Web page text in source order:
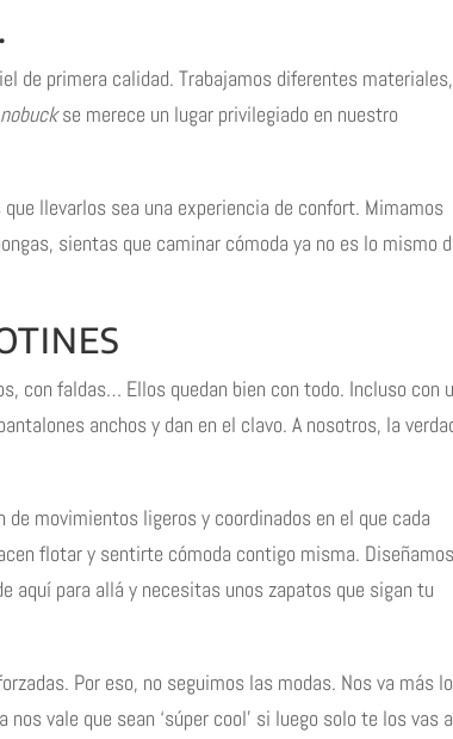
de primera calidad. Trabajamos diferentes materiales,
nobuckse merece un lugar privilegiado en nuestro
llevarlos sea una experiencia de confort. Mimamos
sientas que caminar cómoda ya no es lo mismo
con faldas… Ellos quedan bien con todo. Incluso con
anchos y dan en el clavo. A nosotros, la
movimientos ligeros y coordinados en el que cada
flotar y sentirte cómoda contigo misma. Diseñamos
aquí para allá y necesitas unos zapatos que sigan tu
Por eso, no seguimos las modas. Nos va más lo
vale que sean ‘súper cool’ si luego solo te los vas a